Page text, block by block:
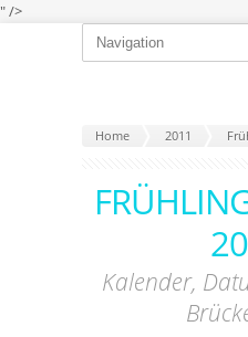
" />
Home 2011
Kalender,